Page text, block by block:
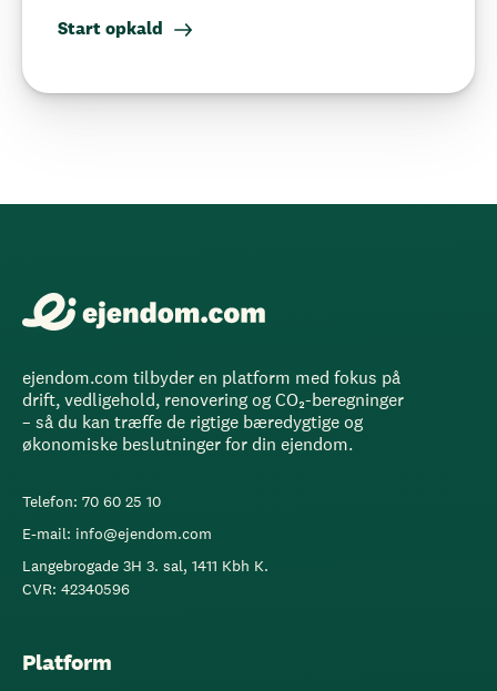
Start opkald
ejendom.com tilbyder en platform med fokus på
drift, vedligehold, renovering og CO₂-beregninger
– så du kan træffe de rigtige bæredygtige og
økonomiske beslutninger for din ejendom.
Telefon: 70 60 25 10
E-mail: info@ejendom.com
Langebrogade 3H 3. sal, 1411 Kbh K.
CVR: 42340596
Platform